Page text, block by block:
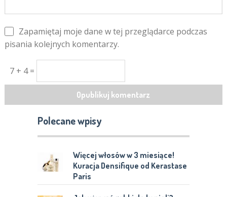
Zapamiętaj moje dane w tej przeglądarce podczas
pisania kolejnych komentarzy.
7 + 4 =
Polecane wpisy
Więcej włosów w 3 miesiące!
Kuracja Densifique od Kerastase
Paris